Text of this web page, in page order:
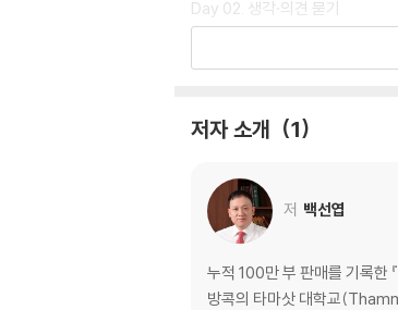
Day 02. 생각·의견 묻기
006 Do you think...? ~라고 생
010 How do you like...? ~는 어
011 I know... ~를 알아
012 I've known... 전부터 ~를 알
013 I don't know if... ~인지 아
014 I don't know what... 무엇
015 I don't know anything
저자 소개 1
저 백선엽
누적 100만 부 판매를 기록한
방콕의 타마삿 대학교